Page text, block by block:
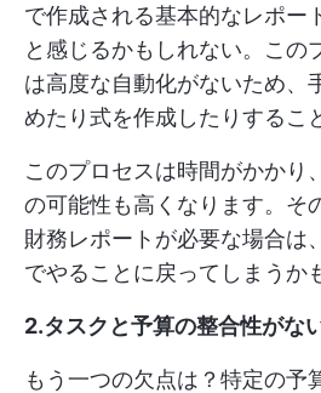
で作成される基本的なレポー
と感じるかもしれない。この
は高度な自動化がないため、
めたり式を作成したりするこ
このプロセスは時間がかかり
の可能性も高くなります。そ
財務レポートが必要な場合は
でやることに戻ってしまうか
2.タスクと予算の整合性がな
もう一つの欠点は？特定の予